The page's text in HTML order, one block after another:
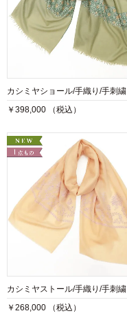
カシミヤショール/手織り/手刺繍
￥398,000 （税込）
カシミヤストール/手織り/手刺繍
￥268,000 （税込）